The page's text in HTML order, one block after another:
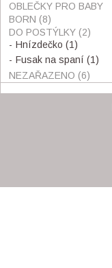
OBLEČKY PRO BABY
BORN (8)
DO POSTÝLKY (2)
Hnízdečko (1)
Fusak na spaní (1)
NEZAŘAZENO (6)